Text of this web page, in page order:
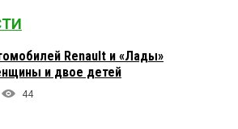
хотелось, чтоб ВСЕ министры пропали
10 мая 2021 в 01:56:
зря день троллинга на КВ
Renault и «Лады»
и двое детей
44